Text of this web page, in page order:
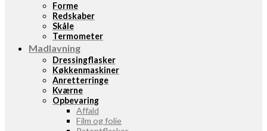
Forme
Redskaber
Skåle
Termometer
Madlavning
Dressingflasker
Køkkenmaskiner
Anretterringe
Kværne
Opbevaring
Affald
Film og folie